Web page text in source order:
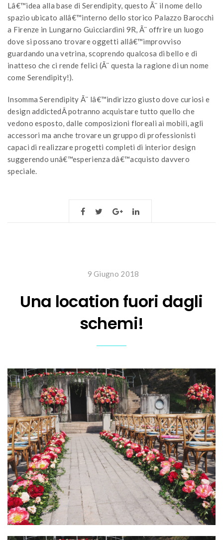
Lâ€™idea alla base di Serendipity, questo Ã¨ il nome dello
spazio ubicato allâ€™interno dello storico Palazzo Barocchi
a Firenze in Lungarno Guicciardini 9R, Ã¨ offrire un luogo
dove si possano trovare oggetti allâ€™improvviso
guardando una vetrina, scoprendo qualcosa di bello e di
inatteso che ci rende felici (Ã¨ questa la ragione di un nome
come Serendipity!).
Insomma Serendipity Ã¨ lâ€™indirizzo giusto dove curiosi e
design addictedÂ potranno acquistare tutto quello che
vedono esposto, dalle composizioni floreali ai mobili, agli
accessori ma anche trovare un gruppo di professionisti
capaci di realizzare progetti completi di interior design
suggerendo unâ€™esperienza dâ€™acquisto davvero
speciale.
9 Giugno 2018
Una location fuori dagli
schemi!